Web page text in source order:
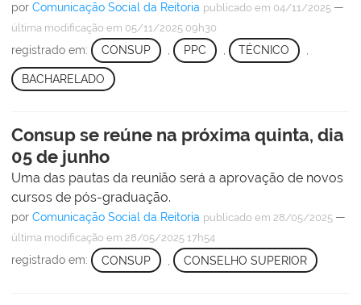
por Comunicação Social da Reitoria publicado em 04/11/2025 —
última modificação em 05/11/2025 09h30
registrado em: CONSUP , PPC , TÉCNICO ,
BACHARELADO
Consup se reúne na próxima quinta, dia
05 de junho
Uma das pautas da reunião será a aprovação de novos
cursos de pós-graduação.
por Comunicação Social da Reitoria publicado em 28/05/2025 —
última modificação em 28/05/2025 17h54
registrado em: CONSUP CONSELHO SUPERIOR